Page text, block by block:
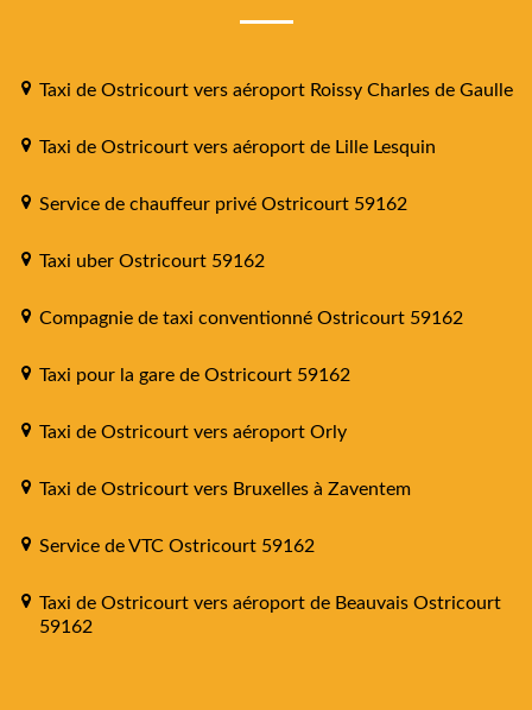
Taxi de Ostricourt vers aéroport Roissy Charles de Gaulle
Taxi de Ostricourt vers aéroport de Lille Lesquin
Service de chauffeur privé Ostricourt 59162
Taxi uber Ostricourt 59162
Compagnie de taxi conventionné Ostricourt 59162
Taxi pour la gare de Ostricourt 59162
Taxi de Ostricourt vers aéroport Orly
Taxi de Ostricourt vers Bruxelles à Zaventem
Service de VTC Ostricourt 59162
Taxi de Ostricourt vers aéroport de Beauvais Ostricourt
59162